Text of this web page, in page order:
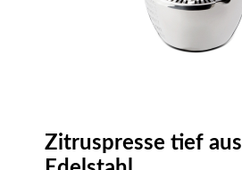
Zitruspresse tief aus